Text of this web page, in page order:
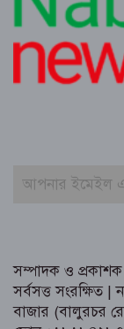
সম্পাদক ও প্রকাশক
সর্বসত্ত সংরক্ষিত |
বাজার (বালুরচর